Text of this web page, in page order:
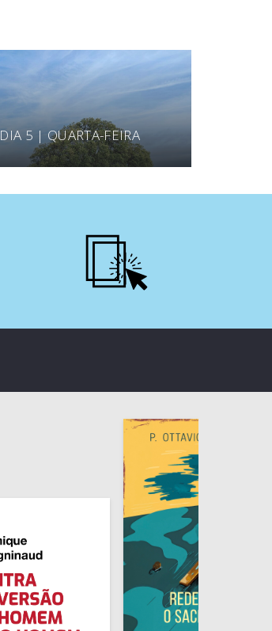
DIA 5 | QUARTA-FEIRA